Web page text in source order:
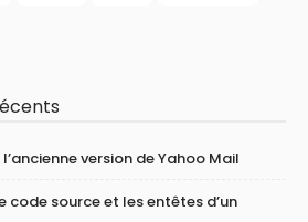
l’ancienne version de Yahoo Mail
code source et les entêtes d’un